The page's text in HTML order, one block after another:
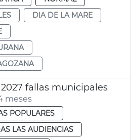
DIA DE LA MARE
fallas municipales
meses
POPULARES
LAS AUDIENCIAS